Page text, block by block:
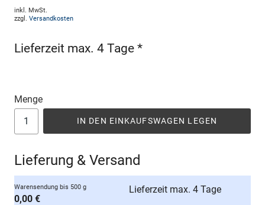
inkl. MwSt.
zzgl. Versandkosten
Lieferzeit max. 4 Tage *
Menge
IN DEN EINKAUFSWAGEN LEGEN
Lieferung & Versand
Warensendung bis 500 g
0,00 €
Lieferzeit max. 4 Tage